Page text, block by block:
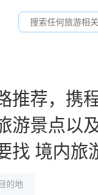
推荐，携
游景点以
找 境内旅
的地